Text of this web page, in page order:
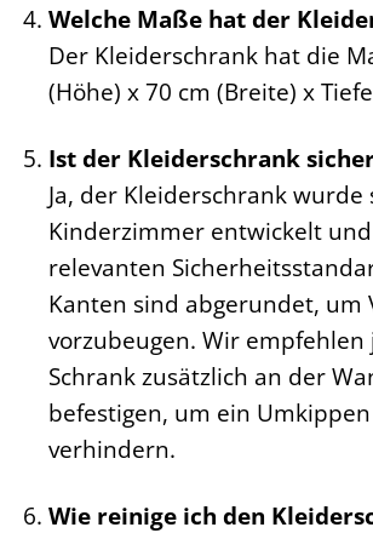
Welche Maße hat der
Der Kleiderschrank hat die
(Höhe) x 70 cm (Breite) x
Ist der Kleiderschrank
Ja, der Kleiderschrank
Kinderzimmer entwickelt
relevanten
Kanten sind abgerundet, um
vorzubeugen. Wir empfehlen
Schrank zusätzlich an der
befestigen, um ein
verhindern.
Wie reinige ich den